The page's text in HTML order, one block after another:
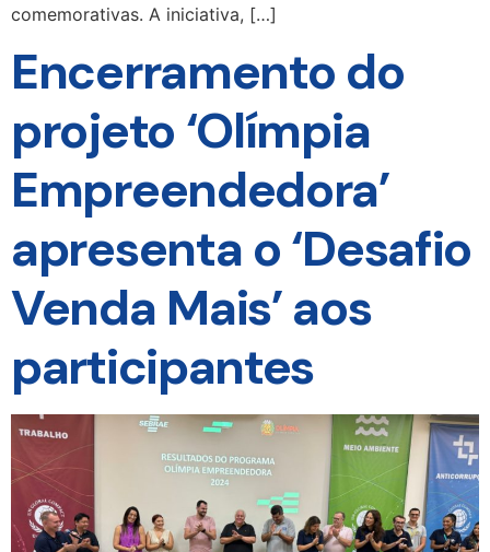
comemorativas. A iniciativa, […]
Encerramento do
projeto ‘Olímpia
Empreendedora’
apresenta o ‘Desafio
Venda Mais’ aos
participantes